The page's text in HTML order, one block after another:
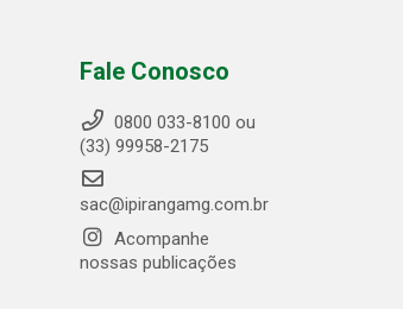
Fale Conosco
0800 033-8100 ou
(33) 99958-2175
sac@ipirangamg.com.br
Acompanhe
nossas publicações